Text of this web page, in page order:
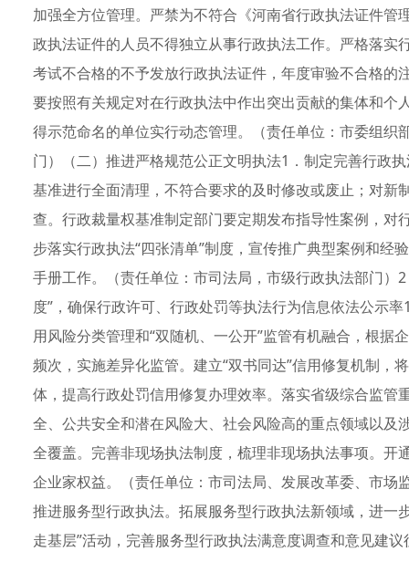
加强全方位管理。严禁为不符合《河南省行政执法证件
政执法证件的人员不得独立从事行政执法工作。严格落
考试不合格的不予发放行政执法证件，年度审验不合格
要按照有关规定对在行政执法中作出突出贡献的集体和
得示范命名的单位实行动态管理。（责任单位：市委组
门）（二）推进严格规范公正文明执法1．制定完善行政
基准进行全面清理，不符合要求的及时修改或废止；对
查。行政裁量权基准制定部门要定期发布指导性案例，
步落实行政执法“四张清单”制度，宣传推广典型案例和
手册工作。（责任单位：市司法局，市级行政执法部门）
度”，确保行政许可、行政处罚等执法行为信息依法公示
用风险分类管理和“双随机、一公开”监管有机融合，根
频次，实施差异化监管。建立“双书同达”信用修复机制，
体，提高行政处罚信用修复办理效率。落实省级综合监
全、公共安全和潜在风险大、社会风险高的重点领域以
全覆盖。完善非现场执法制度，梳理非现场执法事项。开
企业家权益。（责任单位：市司法局、发展改革委、市
推进服务型行政执法。拓展服务型行政执法新领域，进一
走基层”活动，完善服务型行政执法满意度调查和意见建